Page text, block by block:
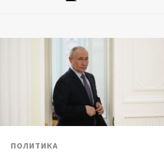
ПОЛИТИКА